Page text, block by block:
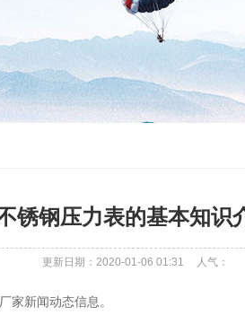
锈钢压力表的基本知识
更新日期：2020-01-06 01:31 人气：
家新闻动态信息。